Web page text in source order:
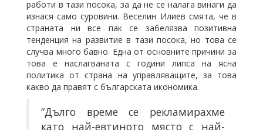
работи в тази посока, за да не се налага винаги да
изнася само суровини. Веселин Илиев смята, че в
страната ни все пак се забелязва позитивна
тенденция на развитие в тази посока, но това се
случва много бавно. Една от основните причини за
това е наслагваната с години липса на ясна
политика от страна на управляващите, за това
какво да правят с българската икономика.
“Дълго време се рекламирахме
като най-евтиното място с най-